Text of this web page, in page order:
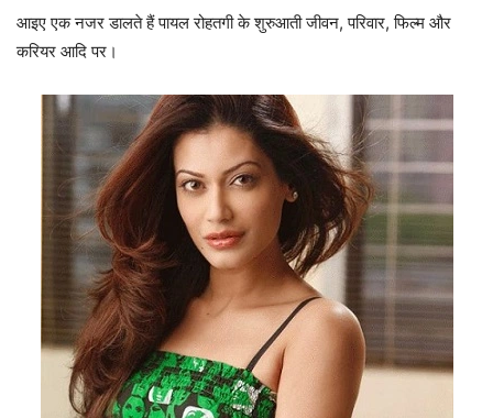
आइए एक नजर डालते हैं पायल रोहतगी के शुरुआती जीवन, परिवार, फिल्म और
करियर आदि पर।